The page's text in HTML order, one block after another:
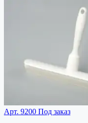
Арт. 9200 Под заказ